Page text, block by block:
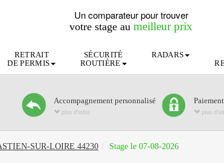
Un comparateur pour trouver
votre stage aumeilleur prix
RETRAIT
DE PERMIS
SÉCURITÉ
ROUTIÈRE
RADARS
Accompagnement personnalisé
plus d'infos plus
SUR-LOIRE 44230 Stage le 07-08-2026